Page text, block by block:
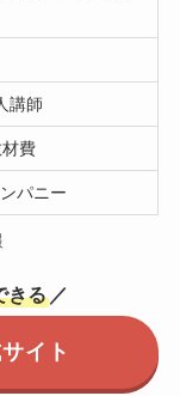
講師
費
パニー
きる ／
イト